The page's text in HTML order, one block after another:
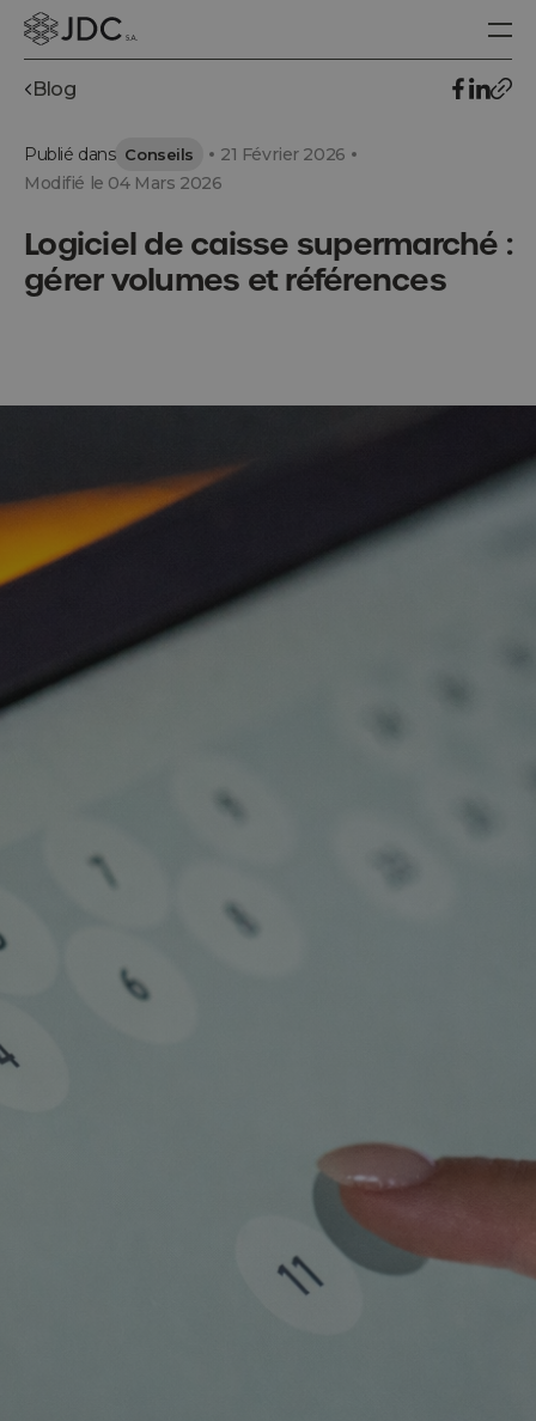
Blog
Publié dans Conseils
21 Février 2026
Modifié le 04 Mars 2026
Logiciel de caisse supermarché :
gérer volumes et références